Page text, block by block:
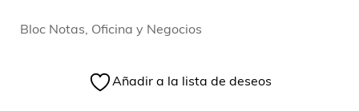
Bloc Notas, Oficina y Negocios
Añadir a la lista de deseos